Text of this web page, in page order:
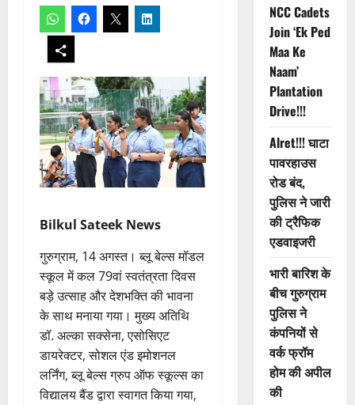
Bilkul Sateek News
गुरुग्राम, 14 अगस्त। ब्लू बेल्स मॉडल
स्कूल में कल 79वां स्वतंत्रता दिवस
बड़े उत्साह और देशभक्ति की भावना
के साथ मनाया गया। मुख्य अतिथि
डॉ. अल्का सक्सेना, एसोसिएट
डायरेक्टर, सोशल एंड इमोशनल
लर्निंग, ब्लू बेल्स ग्रुप ऑफ स्कूल्स का
विद्यालय बैंड द्वारा स्वागत किया गया,
NCC Cadets
Join ‘Ek Ped
Maa Ke
Naam’
Plantation
Drive!!!
Alret!!! घाटा
पावरहाउस
रोड बंद,
पुलिस ने जारी
की ट्रैफिक
एडवाइजरी
भारी बारिश के
बीच गुरुग्राम
पुलिस ने
कंपनियों से
वर्क फ्रॉम
होम की अपील
की